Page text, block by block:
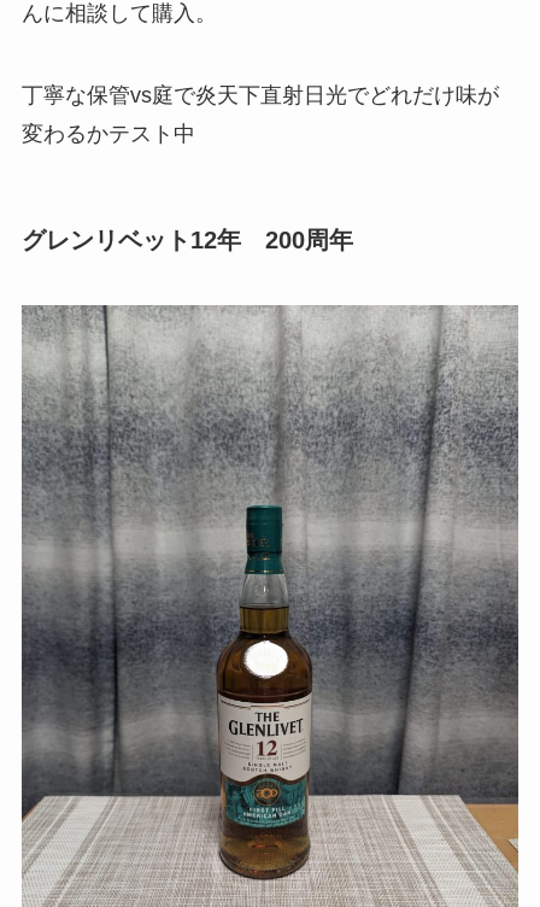
んに相談して購入。
丁寧な保管vs庭で炎天下直射日光でどれだけ味が
変わるかテスト中
グレンリベット12年 200周年